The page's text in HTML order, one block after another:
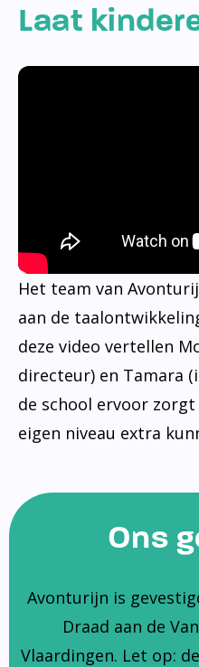
Laat
Het team van
aan de
deze video vertellen
directeur) en Tamara
de school ervoor
eigen niveau extra
Ons
Avonturijn is
Draad aan de
Vlaardingen. Let op: